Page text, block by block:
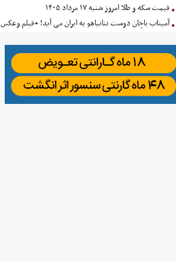
قیمت سکه و طلا امروز شنبه ۱۷ مرداد ۱۴۰۵
آمیتاب باچان دوست نتانیاهو به ایران می آید! +فیلم وعکس